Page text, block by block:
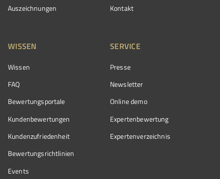
Auszeichnungen
Kontakt
WISSEN
Wissen
FAQ
Bewertungsportale
Kundenbewertungen
Kundenzufriedenheit
Bewertungs­richtlinien
Events
SERVICE
Presse
Newsletter
Online demo
Expertenbewertung
Expertenverzeichnis